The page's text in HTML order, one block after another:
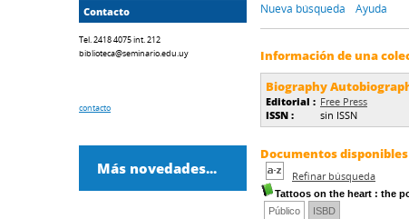
Nueva búsqueda Ayuda
Información de una
Biography
Editorial : Free Press
ISSN :
sin ISSN
Documentos
Refinar búsqueda
Tattoos on the heart : the
Público
ISBD
Contacto
Tel. 2418 4075 int. 212
biblioteca@seminario.edu.uy
contacto
Más novedades...